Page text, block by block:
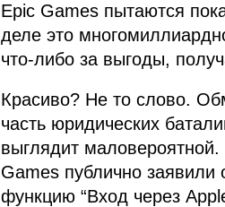
Epic Games пытаются
деле это
что-либо за выгоды,
Красиво? Не то слово.
часть юридических
выглядит
Games публично заявили
функцию “Вход через